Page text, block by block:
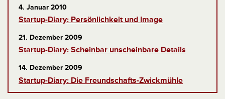
4. Januar 2010
Startup-Diary: Persönlichkeit und Image
21. Dezember 2009
Startup-Diary: Scheinbar unscheinbare Details
14. Dezember 2009
Startup-Diary: Die Freundschafts-Zwickmühle